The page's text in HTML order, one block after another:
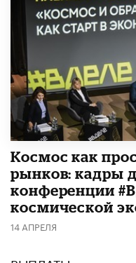
Космос как
рынков: кадры
конференции
космической
14 АПРЕЛЯ